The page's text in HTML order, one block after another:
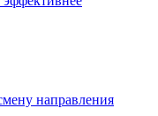
направления